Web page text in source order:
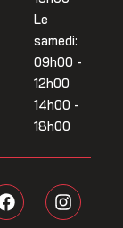
Le
samedi:
09h00 -
12h00
14h00 -
18h00
F
a
I
n